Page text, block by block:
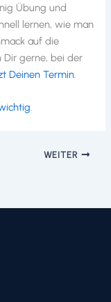
Übung und
lernen, wie man
auf die
Dir gerne, bei der
Deinen Termin.
.
WEITER